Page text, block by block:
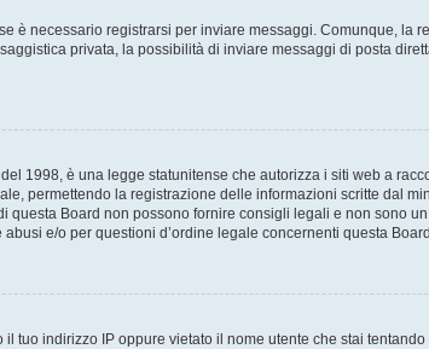
è necessario registrarsi per inviare messaggi. Comunque,
privata, la possibilità di inviare messaggi di posta
1998, è una legge statunitense che autorizza i siti web a
permettendo la registrazione delle informazioni scritte dal
questa Board non possono fornire consigli legali e non sono
e/o per questioni d’ordine legale concernenti questa
tuo indirizzo IP oppure vietato il nome utente che stai